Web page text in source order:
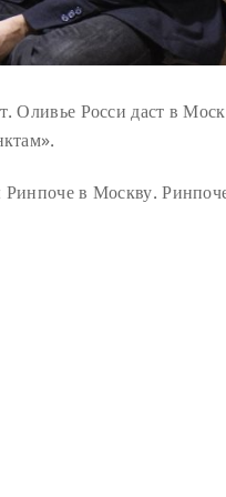
Оливье Росси даст в
в Москву.